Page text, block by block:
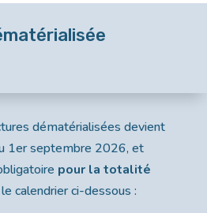
dématérialisées devient
1er septembre 2026, et
pour la totalité
calendrier ci-dessous :